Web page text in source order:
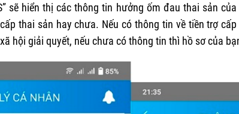
sẽ hiển thị các thông tin hưởng ốm đau thai sản
thai sản hay chưa. Nếu có thông tin về tiền trợ
hội giải quyết, nếu chưa có thông tin thì hồ sơ của